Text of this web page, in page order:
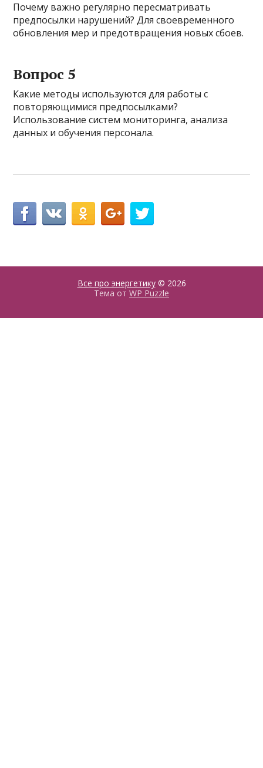
Почему важно регулярно пересматривать
предпосылки нарушений? Для своевременного
обновления мер и предотвращения новых сбоев.
Вопрос 5
Какие методы используются для работы с
повторяющимися предпосылками?
Использование систем мониторинга, анализа
данных и обучения персонала.
Все про энергетику© 2026
Тема от WP Puzzle